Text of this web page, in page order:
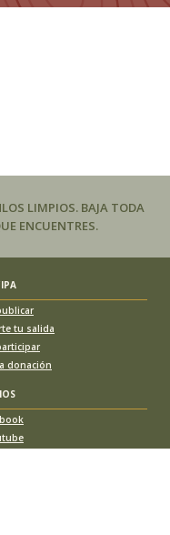
LIMPIOS. BAJA TODA
ENCUENTRES.
tu salida
donación